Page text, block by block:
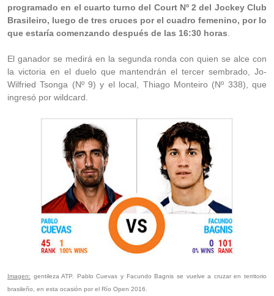
programado en el cuarto turno del Court Nº 2 del Jockey Club
Brasileiro, luego de tres cruces por el cuadro femenino, por lo
que estaría comenzando después de las 16:30 horas
El ganador se medirá en la segunda ronda con quien se alce con
la victoria en el duelo que mantendrán el tercer sembrado, Jo-
Wilfried Tsonga (Nº 9) y el local, Thiago Monteiro (Nº 338), que
ingresó por wildcard.
Imagen: gentileza ATP. Pablo Cuevas y Facundo Bagnis se vuelve a cruzar en territorio
brasileño, en esta ocasión por el Río Open 2016.